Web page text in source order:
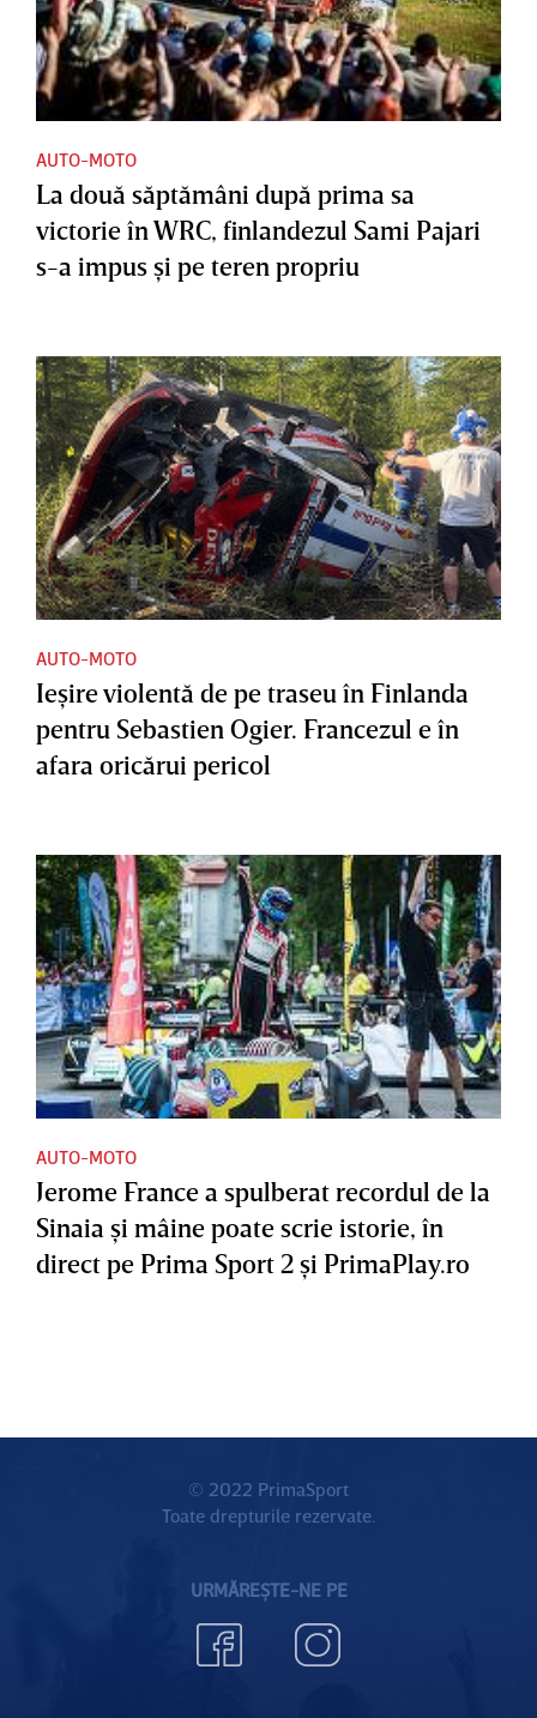
AUTO-MOTO
La două săptămâni după prima sa
victorie în WRC, finlandezul Sami Pajari
s-a impus şi pe teren propriu
AUTO-MOTO
Ieşire violentă de pe traseu în Finlanda
pentru Sebastien Ogier. Francezul e în
afara oricărui pericol
AUTO-MOTO
Jerome France a spulberat recordul de la
Sinaia şi mâine poate scrie istorie, în
direct pe Prima Sport 2 şi PrimaPlay.ro
© 2022 PrimaSport
Toate drepturile rezervate.
URMĂREȘTE-NE PE